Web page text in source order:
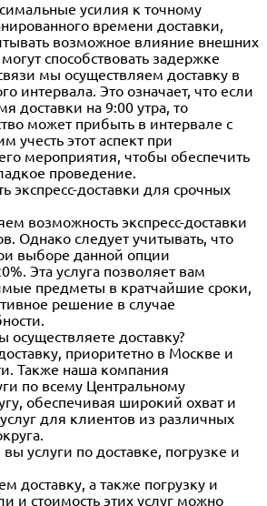
усилия к точному
времени доставки,
возможное влияние внешних
способствовать задержке
мы осуществляем доставку в
интервала. Это означает, что если
доставки на 9:00 утра, то
может прибыть в интервале с
учесть этот аспект при
мероприятия, чтобы обеспечить
проведение.
экспресс-доставки для срочных
возможность экспресс-доставки
Однако следует учитывать, что
выборе данной опции
Эта услуга позволяет вам
предметы в кратчайшие сроки,
решение в случае
осуществляете доставку?
приоритетно в Москве и
Также наша компания
по всему Центральному
обеспечивая широкий охват и
для клиентов из различных
услуги по доставке, погрузке и
доставку, а также погрузку и
и стоимость этих услуг можно